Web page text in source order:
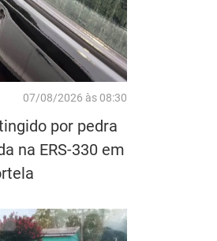
07/08/2026 às 08:30
por pedra
na ERS-330 em